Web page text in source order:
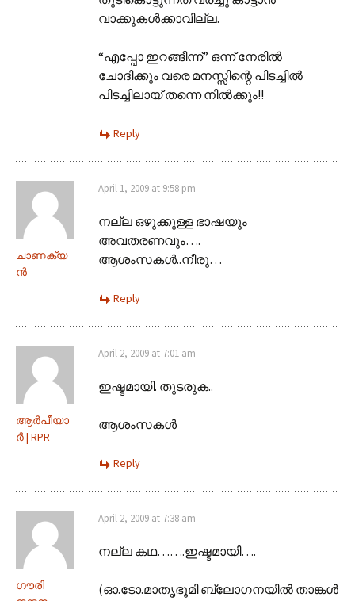
വാക്കുകള്‍ക്കാവില്ല.
“എപ്പോ ഇറങ്ങീന്ന്” ഒന്ന് നേരില്‍
ചോദിക്കും വരെ മനസ്സിന്റെ പിടച്ചില്‍
പിടച്ചിലായ് തന്നെ നില്‍ക്കും!!
Reply
ചാണക്യ
ന്‍
April 1, 2009 at 9:58 pm
നല്ല ഒഴുക്കുള്ള ഭാഷയും
അവതരണവും….
ആശംസകള്‍..നീരൂ…
Reply
ആർപീയാ
ർ | RPR
April 2, 2009 at 7:01 am
ഇഷ്ടമായി. തുടരുക..
ആശംസകൾ
Reply
ഗൗരി
April 2, 2009 at 7:38 am
നല്ല കഥ…….ഇഷ്ടമായി….
(ഓ.ടോ.മാതൃഭൂമി ബ്ലോഗനയില്‍ താങ്കള്‍